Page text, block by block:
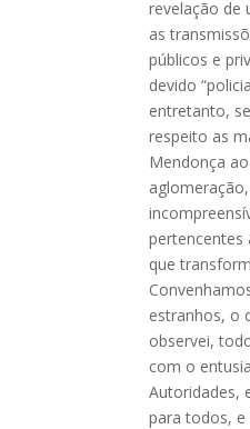
revelação de
as
públicos e
devido
entretanto,
respeito as
Mendonça
pertencentes
que
estranhos, o
observei,
com o
Autoridades,
para todos,